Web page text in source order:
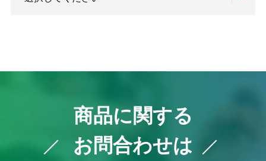
商品に関する
お問合わせは